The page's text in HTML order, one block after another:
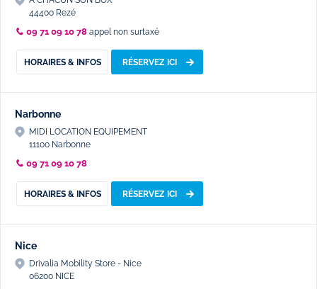
44400 Rezé
09 71 09 10 78 appel non surtaxé
HORAIRES & INFOS RÉSERVEZ ICI
Narbonne
MIDI LOCATION EQUIPEMENT
11100 Narbonne
09 71 09 10 78
HORAIRES & INFOS RÉSERVEZ ICI
Nice
Drivalia Mobility Store - Nice
06200 NICE